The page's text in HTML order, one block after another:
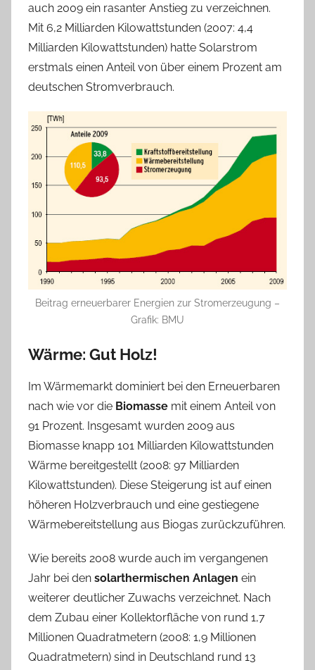
auch 2009 ein rasanter Anstieg zu verzeichnen.
Mit 6,2 Milliarden Kilowattstunden (2007: 4,4
Milliarden Kilowattstunden) hatte Solarstrom
erstmals einen Anteil von über einem Prozent am
deutschen Stromverbrauch.
Beitrag erneuerbarer Energien zur Stromerzeugung –
Grafik: BMU
Wärme: Gut Holz!
Im Wärmemarkt dominiert bei den Erneuerbaren
nach wie vor die Biomasse mit einem Anteil von
91 Prozent. Insgesamt wurden 2009 aus
Biomasse knapp 101 Milliarden Kilowattstunden
Wärme bereitgestellt (2008: 97 Milliarden
Kilowattstunden). Diese Steigerung ist auf einen
höheren Holzverbrauch und eine gestiegene
Wärmebereitstellung aus Biogas zurückzuführen.
Wie bereits 2008 wurde auch im vergangenen
Jahr bei den solarthermischen Anlagen ein
weiterer deutlicher Zuwachs verzeichnet. Nach
dem Zubau einer Kollektorfläche von rund 1,7
Millionen Quadratmetern (2008: 1,9 Millionen
Quadratmetern) sind in Deutschland rund 13